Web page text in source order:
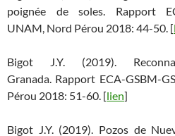
poignée de soles. Rapport
UNAM, Nord Pérou 2018: 44-50. [
Bigot J.Y. (2019).
Granada. Rapport ECA-GSBM-
Pérou 2018: 51-60. [lien]
Bigot J.Y. (2019). Pozos de